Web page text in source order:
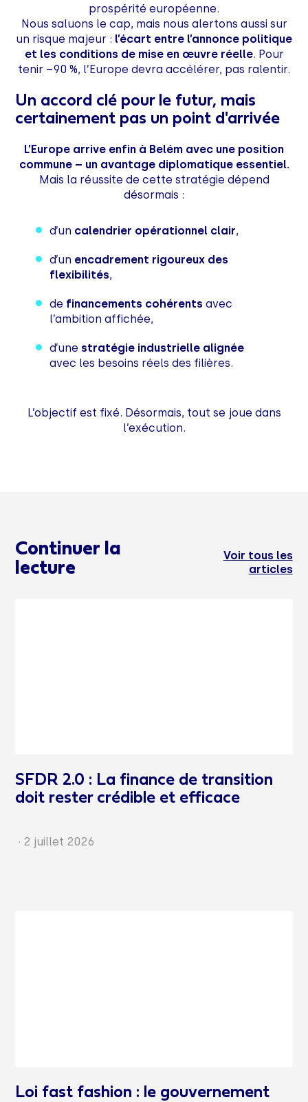
prospérité européenne.
Nous saluons le cap, mais nous alertons aussi sur
un risque majeur : l’écart entre l’annonce politique
et les conditions de mise en œuvre réelle. Pour
tenir –90 %, l’Europe devra accélérer, pas ralentir.
Un accord clé pour le futur, mais
certainement pas un point d'arrivée
L’Europe arrive enfin à Belém avec une position
commune – un avantage diplomatique essentiel.
Mais la réussite de cette stratégie dépend
désormais :
d’un calendrier opérationnel clair,
d’un encadrement rigoureux des
flexibilités,
de financements cohérents avec
l’ambition affichée,
d’une stratégie industrielle alignée
avec les besoins réels des filières.
L’objectif est fixé. Désormais, tout se joue dans
l’exécution.
Continuer la
lecture
Voir tous les
articles
SFDR 2.0 : La finance de transition
doit rester crédible et efficace
· 2 juillet 2026
Loi fast fashion : le gouvernement